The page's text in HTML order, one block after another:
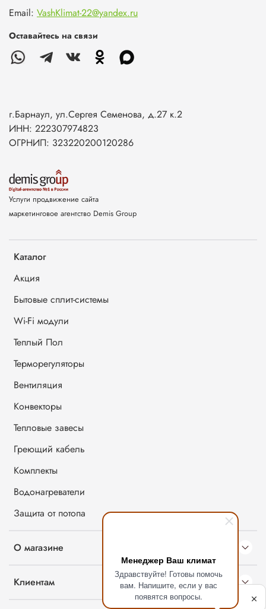
Менеджер Ваш климат
Здравствуйте! Готовы помочь
вам. Напишите, если у вас
появятся вопросы.
Каталог
Акция
Бытовые сплит-системы
Wi-Fi модули
Теплый Пол
Терморегуляторы
Вентиляция
Конвекторы
Тепловые завесы
Греющий кабель
Комплекты
Водонагреватели
Защита от потопа
О магазине
Клиентам
Email: VashKlimat-22@yandex.ru
Оставайтесь на связи
г.Барнаул, ул.Сергея Семенова, д.27 к.2
ИНН: 222307974823
ОГРНИП: 323220200120286
Услуги продвижение сайта
маркетинговое агентство Demis Group